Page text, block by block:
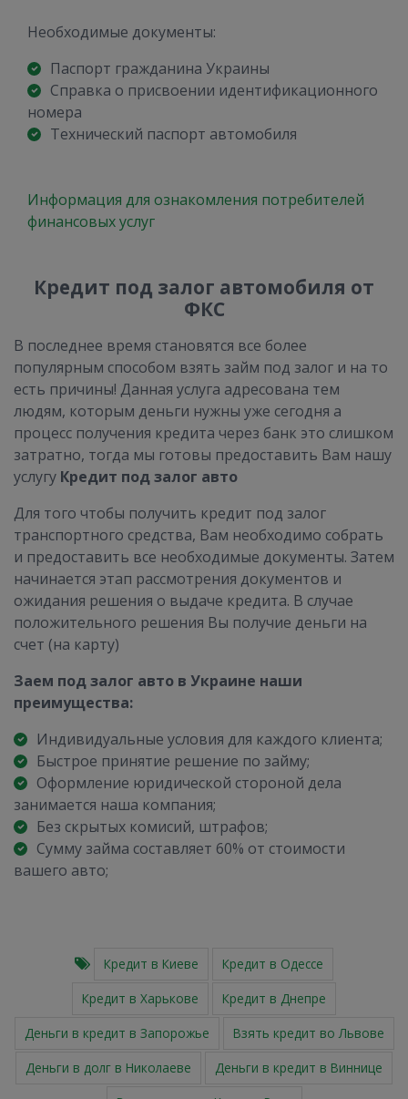
Необходимые документы:
Паспорт гражданина Украины
Справка о присвоении идентификационного
номера
Технический паспорт автомобиля
Информация для ознакомления потребителей
финансовых услуг
Кредит под залог автомобиля от
ФКС
В последнее время становятся все более
популярным способом взять займ под залог и на то
есть причины! Данная услуга адресована тем
людям, которым деньги нужны уже сегодня а
процесс получения кредита через банк это слишком
затратно, тогда мы готовы предоставить Вам нашу
услугу Кредит под залог авто
Для того чтобы получить кредит под залог
транспортного средства, Вам необходимо собрать
и предоставить все необходимые документы. Затем
начинается этап рассмотрения документов и
ожидания решения о выдаче кредита. В случае
положительного решения Вы получие деньги на
счет (на карту)
Заем под залог авто в Украине наши
преимущества:
Индивидуальные условия для каждого клиента;
Быстрое принятие решение по займу;
Оформление юридической стороной дела
занимается наша компания;
Без скрытых комисий, штрафов;
Сумму займа составляет 60% от стоимости
вашего авто;
Кредит в Киеве
Кредит в Одессе
Кредит в Харькове
Кредит в Днепре
Деньги в кредит в Запорожье
Взять кредит во Львове
Деньги в долг в Николаеве
Деньги в кредит в Виннице